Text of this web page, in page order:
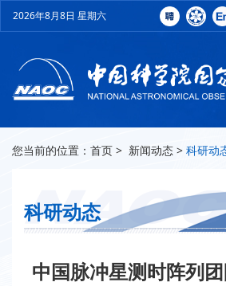
2026年8月8日 星期六
您当前的位置： 首页 > 新闻动态 > 科研动
科研动态
中国脉冲星测时阵列